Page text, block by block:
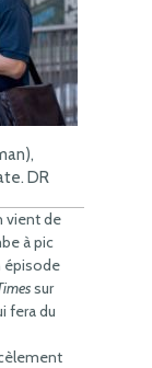
DR
vient de
à pic
épisode
sur
fera du